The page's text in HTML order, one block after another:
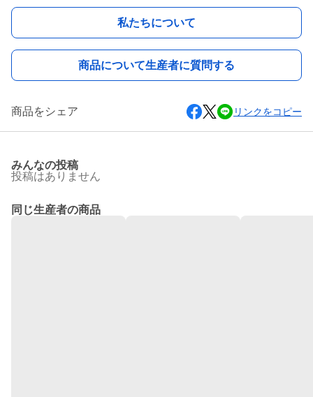
私たちについて
商品について生産者に質問する
商品をシェア リンクをコピー
みんなの投稿
投稿はありません
同じ生産者の商品